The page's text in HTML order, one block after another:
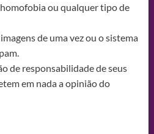
ou qualquer tipo de
de uma vez ou o sistema
de responsabilidade de seus
em nada a opinião do